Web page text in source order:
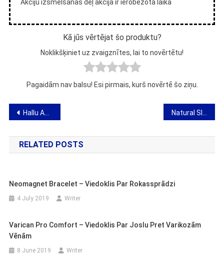
Akciju izsmelšanas dēļ akcija ir ierobežota laikā
Kā jūs vērtējat šo produktu?
Noklikšķiniet uz zvaigznītes, lai to novērtētu!
Pagaidām nav balsu! Esi pirmais, kurš novērtē šo ziņu.
Post
navigation
Hallu Action – mājas līdzeklis pret bunjoniem – viedoklis un kur nopirkt?
RELATED POSTS
Neomagnet Bracelet – Viedoklis Par Rokassprādzi
4 July 2019 Writer
Varican Pro Comfort – Viedoklis Par Joslu Pret Varikozām
Vēnām
8 June 2019 Writer